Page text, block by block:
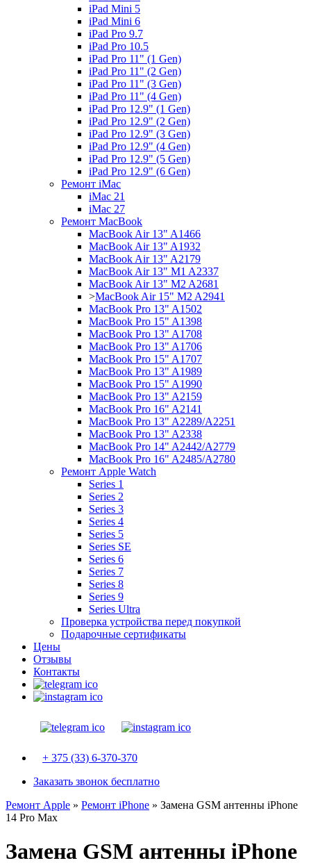
iPad Mini 5
iPad Mini 6
iPad Pro 9.7
iPad Pro 10.5
iPad Pro 11" (1 Gen)
iPad Pro 11" (2 Gen)
iPad Pro 11" (3 Gen)
iPad Pro 11" (4 Gen)
iPad Pro 12.9" (1 Gen)
iPad Pro 12.9" (2 Gen)
iPad Pro 12.9" (3 Gen)
iPad Pro 12.9" (4 Gen)
iPad Pro 12.9" (5 Gen)
iPad Pro 12.9" (6 Gen)
Ремонт iMac
iMac 21
iMac 27
Ремонт MacBook
MacBook Air 13" A1466
MacBook Air 13" A1932
MacBook Air 13" A2179
MacBook Air 13" M1 A2337
MacBook Air 13" M2 A2681
>MacBook Air 15" M2 A2941
MacBook Pro 13" A1502
MacBook Pro 15" A1398
MacBook Pro 13" A1708
MacBook Pro 13" A1706
MacBook Pro 15" A1707
MacBook Pro 13" A1989
MacBook Pro 15" A1990
MacBook Pro 13" A2159
MacBook Pro 16" A2141
MacBook Pro 13" A2289/A2251
MacBook Pro 13" A2338
MacBook Pro 14" A2442/A2779
MacBook Pro 16" A2485/A2780
Ремонт Apple Watch
Series 1
Series 2
Series 3
Series 4
Series 5
Series SE
Series 6
Series 7
Series 8
Series 9
Series Ultra
Проверка устройства перед покупкой
Подарочные сертификаты
Цены
Отзывы
Контакты
+ 375 (33) 6-370-370
Заказать звонок бесплатно
Ремонт Apple » Ремонт iPhone » Замена GSM антенны iPhone
14 Pro Max
Замена GSM антенны iPhone